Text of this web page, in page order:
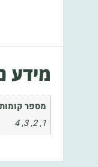
מידע
מספר קומות
1, 2, 3, 4